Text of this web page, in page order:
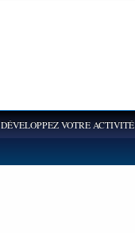
DÉVELOPPEZ VOTRE ACTIVITÉ